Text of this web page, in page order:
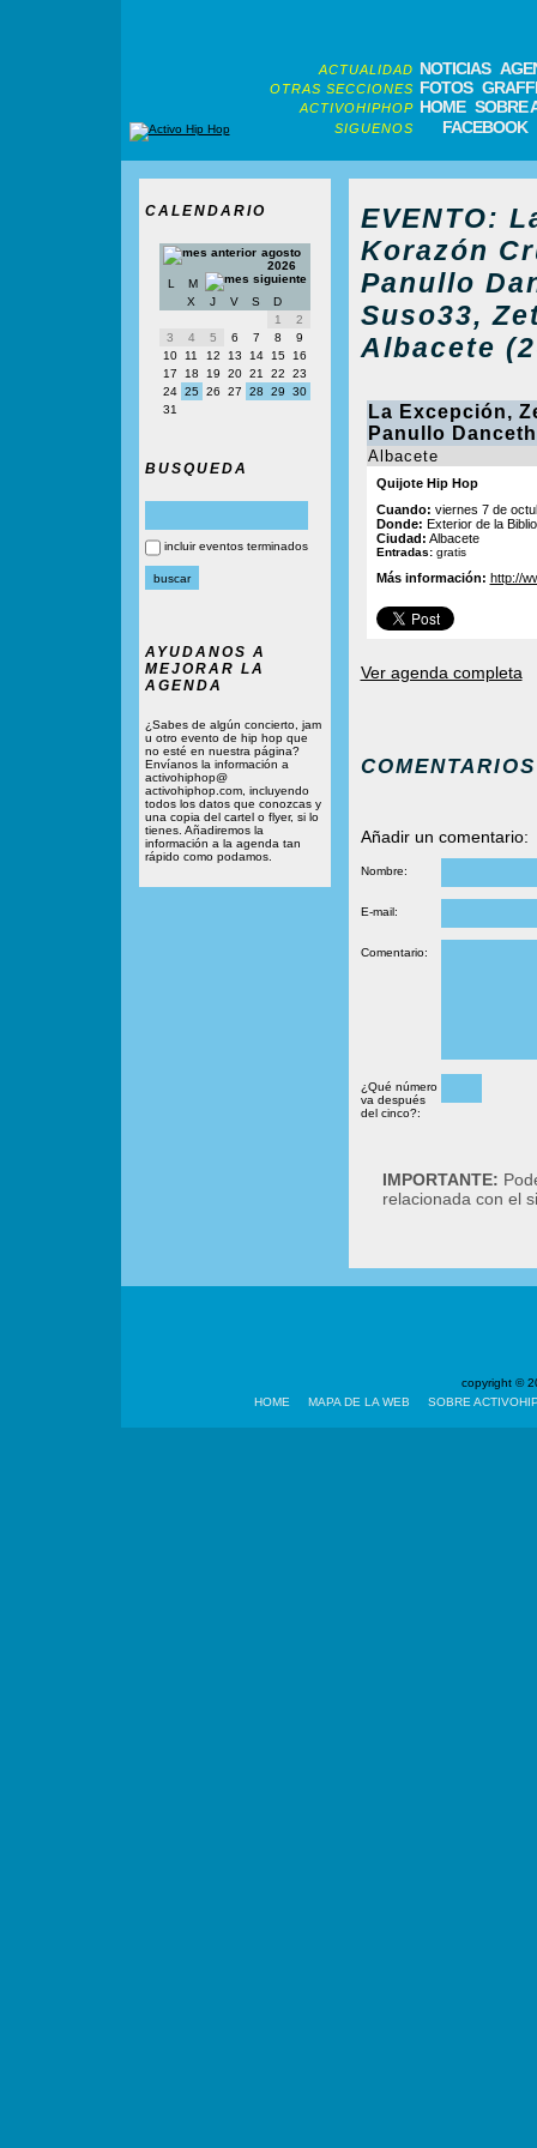
ACTUALIDAD NOTICIAS
OTRAS SECCIONES FOTOS
ACTIVOHIPHOP HOME SOBRE
SIGUENOS FACEBOOK
CALENDARIO
agosto
2026
L
M
X
J V S
D
1
2
3
4 5 6 7 8
9
10
11 12 13 14 15
16
17
18 19 20 21 22
23
24 25 26 27 28 29
30
31
BUSQUEDA
incluir eventos terminados
AYUDANOS A
MEJORAR LA
AGENDA
¿Sabes de algún concierto, jam
u otro evento de hip hop que
no esté en nuestra página?
Envíanos la información a
activohiphop@
activohiphop.com, incluyendo
todos los datos que conozcas y
una copia del cartel o flyer, si lo
tienes. Añadiremos la
información a la agenda tan
rápido como podamos.
EVENTO:
Korazón
Panullo
Suso33,
Albacete
La Excepción,
Panullo
Albacete
Quijote Hip Hop
Cuando: viernes 7 de
Donde: Exterior de la
Ciudad: Albacete
Entradas: gratis
Más información: http://
Ver agenda completa
COMENTARIOS
Añadir un comentario:
Nombre:
E-mail:
Comentario:
¿Qué número
va después
del cinco?:
IMPORTANTE:
relacionada con el
copyright ©
HOME
MAPA DE LA WEB SOBRE